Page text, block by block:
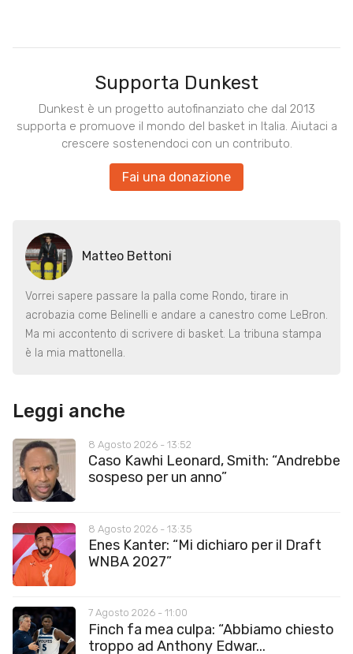
Supporta Dunkest
Dunkest è un progetto autofinanziato che dal 2013
supporta e promuove il mondo del basket in Italia. Aiutaci a
crescere sostenendoci con un contributo.
Fai una donazione
Matteo Bettoni
Vorrei sapere passare la palla come Rondo, tirare in
acrobazia come Belinelli e andare a canestro come LeBron.
Ma mi accontento di scrivere di basket. La tribuna stampa
è la mia mattonella.
Leggi anche
8 Agosto 2026 - 13:52
Caso Kawhi Leonard, Smith: “Andrebbe
sospeso per un anno”
8 Agosto 2026 - 13:35
Enes Kanter: “Mi dichiaro per il Draft
WNBA 2027”
7 Agosto 2026 - 11:00
Finch fa mea culpa: “Abbiamo chiesto
troppo ad Anthony Edwar...